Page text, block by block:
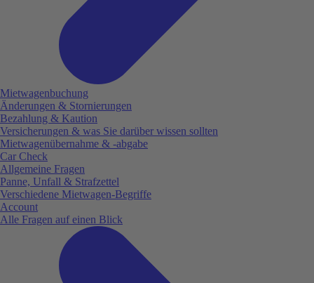
Mietwagenbuchung
Änderungen & Stornierungen
Bezahlung & Kaution
Versicherungen & was Sie darüber wissen sollten
Mietwagenübernahme & -abgabe
Car Check
Allgemeine Fragen
Panne, Unfall & Strafzettel
Verschiedene Mietwagen-Begriffe
Account
Alle Fragen auf einen Blick